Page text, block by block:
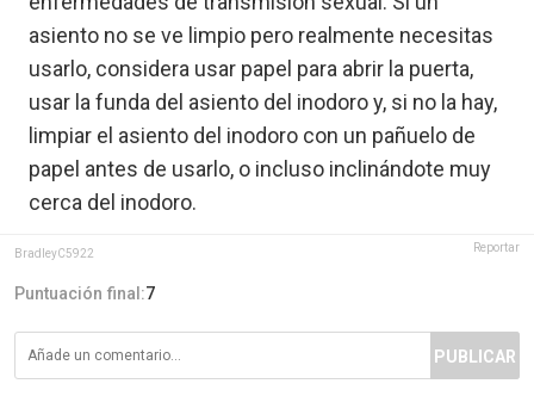
asiento no se ve limpio pero realmente necesitas
usarlo, considera usar papel para abrir la puerta,
usar la funda del asiento del inodoro y, si no la hay,
limpiar el asiento del inodoro con un pañuelo de
papel antes de usarlo, o incluso inclinándote muy
cerca del inodoro.
BradleyC5922 Reportar
Puntuación final:7
PUBLICAR